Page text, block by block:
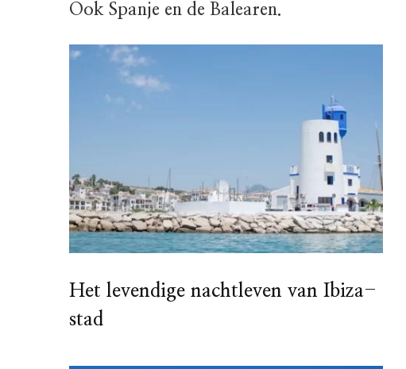
Ook Spanje en de Balearen.
Het levendige nachtleven van Ibiza-
stad